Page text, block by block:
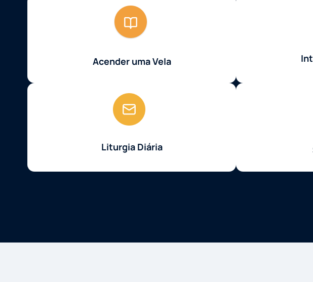
Acender uma Vela
Liturgia Diária